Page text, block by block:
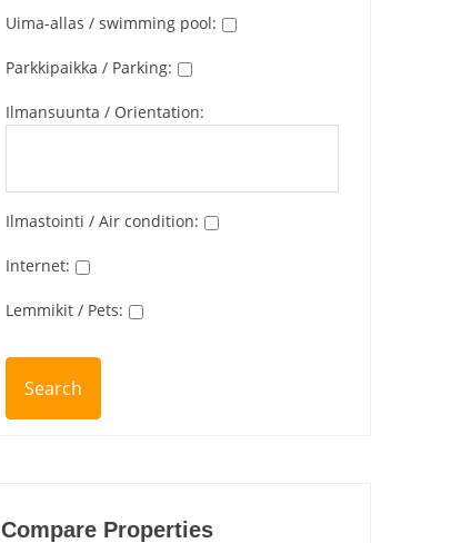
Uima-allas / swimming pool:
Parkkipaikka / Parking:
Ilmansuunta / Orientation:
Ilmastointi / Air condition:
Internet:
Lemmikit / Pets:
Compare Properties